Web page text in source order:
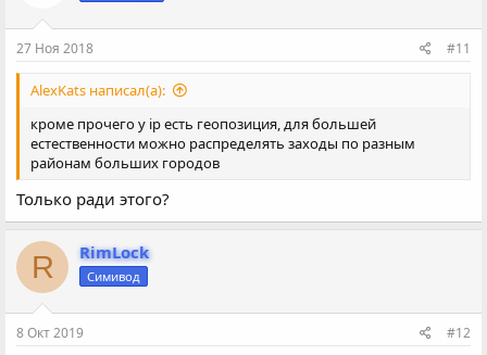
27 Ноя 2018 #11
AlexKats написал(а):
кроме прочего у ip есть геопозиция, для большей
естественности можно распределять заходы по разным
районам больших городов
Только ради этого?
R RimLock
Симивод
8 Окт 2019 #12